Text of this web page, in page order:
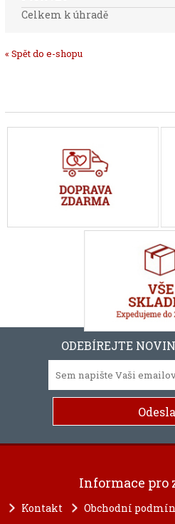
Celkem k úhradě
« Spět do e-shopu
ODEBÍREJTE
Informace pro
Kontakt
Obchodní